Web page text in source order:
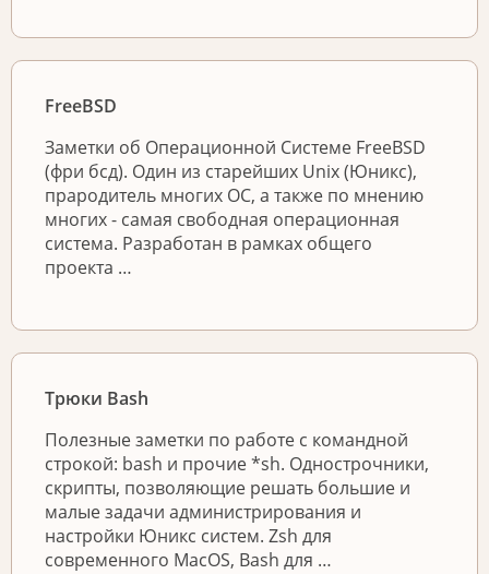
FreeBSD
Заметки об Операционной Системе FreeBSD
(фри бсд). Один из старейших Unix (Юникс),
прародитель многих ОС, а также по мнению
многих - самая свободная операционная
система. Разработан в рамках общего
проекта …
Трюки Bash
Полезные заметки по работе с командной
строкой: bash и прочие *sh. Однострочники,
скрипты, позволяющие решать большие и
малые задачи администрирования и
настройки Юникс систем. Zsh для
современного MacOS, Bash для …